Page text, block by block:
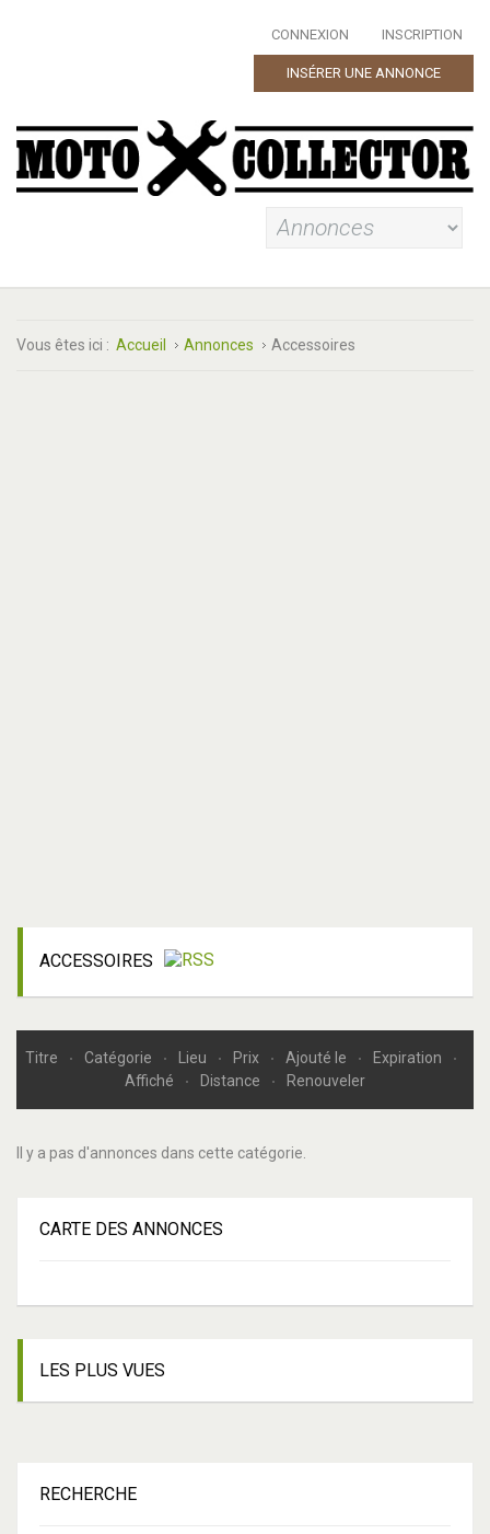
CONNEXION INSCRIPTION
INSÉRER UNE ANNONCE
Vous êtes ici : Accueil Annonces Accessoires
ACCESSOIRES
Titre Catégorie Lieu Prix Ajouté le
Expiration
Affiché
Distance Renouveler
Il y a pas d'annonces dans cette catégorie.
CARTE DES ANNONCES
LES PLUS VUES
RECHERCHE